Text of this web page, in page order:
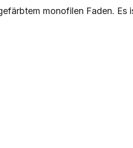
monofilen Faden.